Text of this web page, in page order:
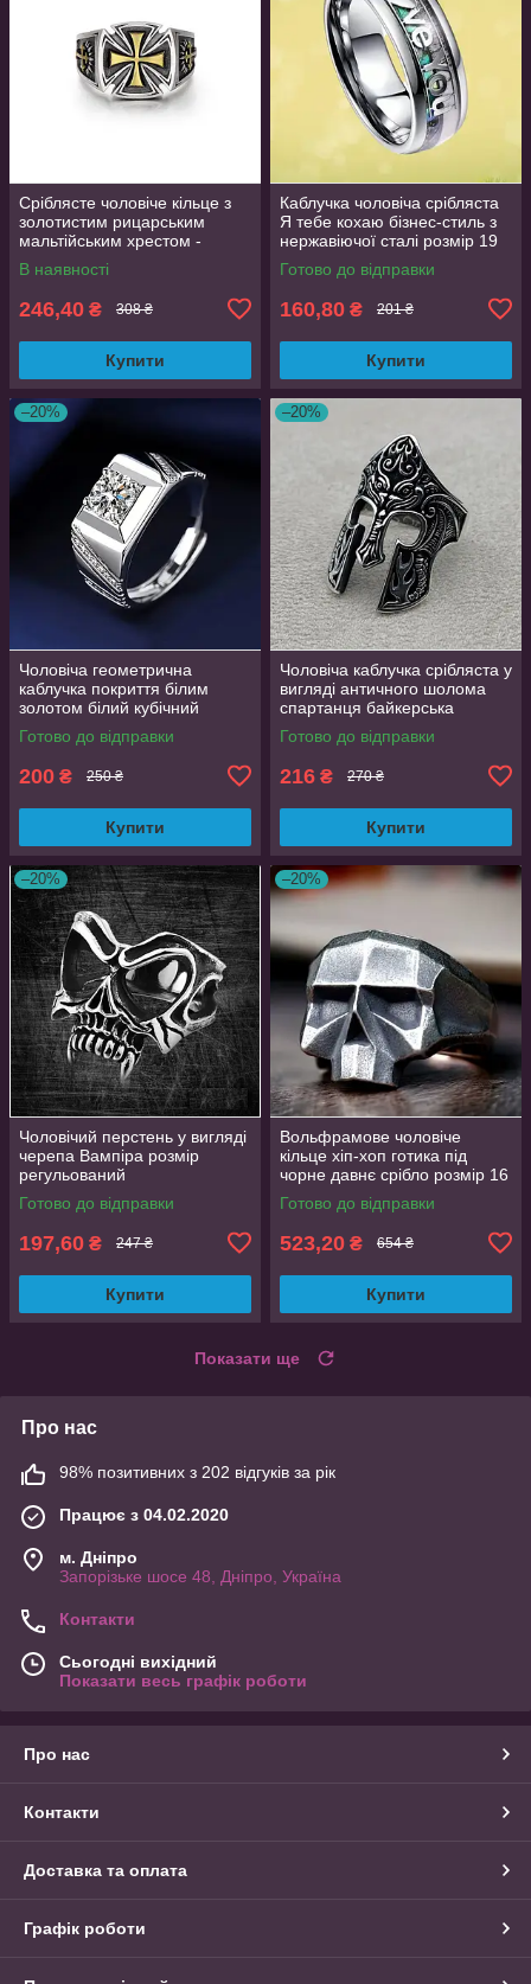
Сріблясте чоловіче кільце з
золотистим рицарським
мальтійським хрестом -
доблесть і честь,
регульований розмір
В наявності
246,40 ₴ 308 ₴
Купити
Каблучка чоловіча срібляста
Я тебе кохаю бізнес-стиль з
нержавіючої сталі розмір 19
OrnatusDivinus758
Готово до відправки
160,80 ₴ 201 ₴
Купити
–20%
Чоловіча геометрична
каблучка покриття білим
золотом білий кубічний
цирконій розмір 18
Готово до відправки
200 ₴ 250 ₴
Купити
–20%
Чоловіча каблучка срібляста у
вигляді античного шолома
спартанця байкерська
регульована AurumLux297
Готово до відправки
216 ₴ 270 ₴
Купити
–20%
Чоловічий перстень у вигляді
черепа Вампіра розмір
регульований
Готово до відправки
197,60 ₴ 247 ₴
Купити
–20%
Вольфрамове чоловіче
кільце хіп-хоп готика під
чорне давнє срібло розмір 16
вольфрамова сталь
Готово до відправки
523,20 ₴ 654 ₴
Купити
Показати ще
Про нас
98% позитивних з 202 відгуків за рік
Працює з 04.02.2020
м. Дніпро
Запорізьке шосе 48, Дніпро, Україна
Контакти
Сьогодні вихідний
Показати весь графік роботи
Про нас
Контакти
Доставка та оплата
Графік роботи